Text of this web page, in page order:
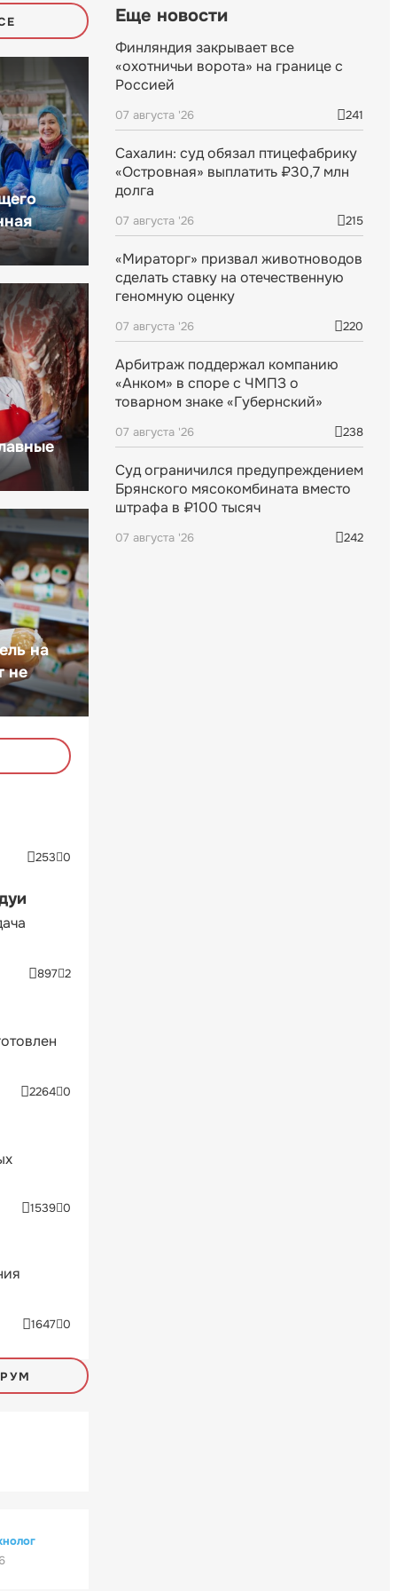
на
не
253 0
897 2
2264 0
1539 0
1647 0
Еще новости
Финляндия закрывает все
«охотничьи ворота» на границе с
Россией
07 августа '26 241
Сахалин: суд обязал птицефабрику
«Островная» выплатить ₽30,7 млн
долга
07 августа '26 215
«Мираторг» призвал животноводов
сделать ставку на отечественную
геномную оценку
07 августа '26 220
Арбитраж поддержал компанию
«Анком» в споре с ЧМПЗ о
товарном знаке «Губернский»
07 августа '26 238
Суд ограничился предупреждением
Брянского мясокомбината вместо
штрафа в ₽100 тысяч
07 августа '26 242